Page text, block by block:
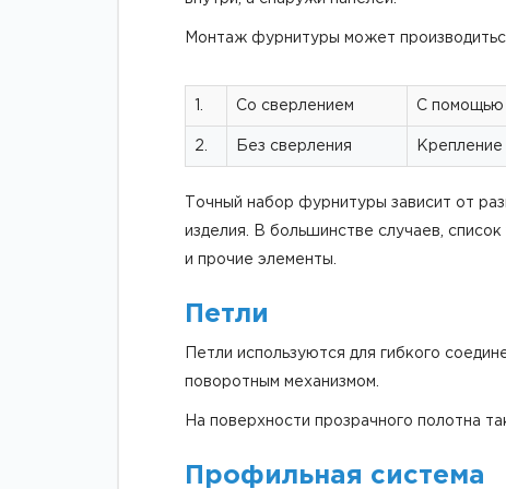
Монтаж фурнитуры может
Со сверлением С помощью
2. Без сверления Крепление
Точный набор фурнитуры зависит от
изделия. В большинстве случаев,
и прочие элементы.
Петли
Петли используются для гибкого
поворотным механизмом.
На поверхности прозрачного полотна
Профильная система